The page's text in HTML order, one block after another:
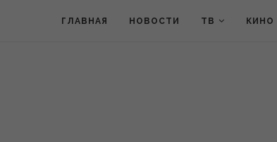
ГЛАВНАЯ НОВОСТИ ТВ КИНО